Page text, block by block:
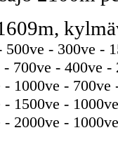
500ve - 300ve -
- 700ve - 400ve -
- 1000ve - 700ve
- 1500ve -
- 2000ve -